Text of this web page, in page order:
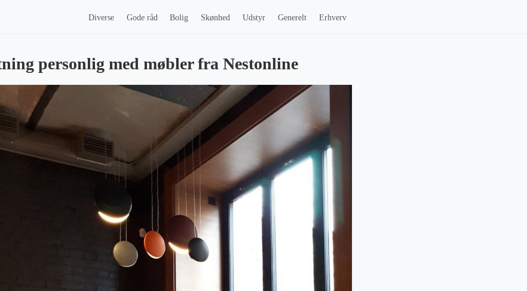
Diverse Gode råd Bolig Skønhed Udstyr Generelt Erhverv
personlig med møbler fra Nestonline